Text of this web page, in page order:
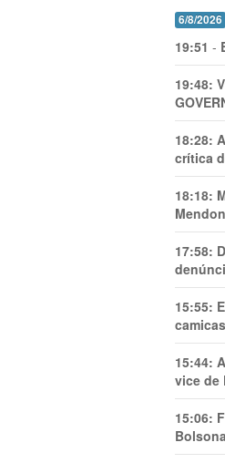
6/8/2026
19:51 -
19:48:
18:28:
crítica
18:18:
17:58:
15:55:
15:44:
vice de
15:06: